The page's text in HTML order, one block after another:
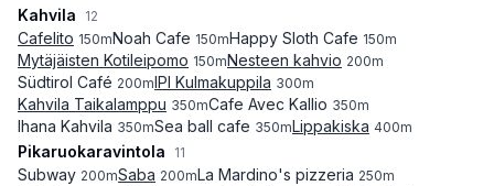
Kahvila 12
Cafelito 150mNoah Cafe 150mHappy Sloth Cafe 150m
Mytäjäisten Kotileipomo 150mNesteen kahvio 200m
Südtirol Café 200mIPI Kulmakuppila 300m
Kahvila Taikalamppu 350mCafe Avec Kallio 350m
Ihana Kahvila 350mSea ball cafe 350mLippakiska 400m
Pikaruokaravintola 11
Subway 200mSaba 200mLa Mardino's pizzeria 250m